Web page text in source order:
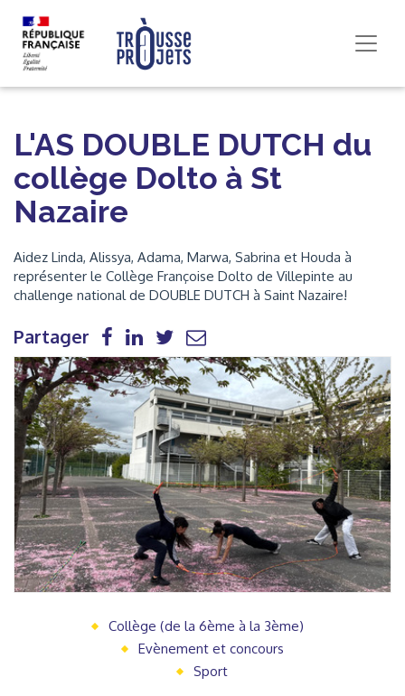
L'AS DOUBLE DUTCH du
collège Dolto à St
Nazaire
Aidez Linda, Alissya, Adama, Marwa, Sabrina et Houda à
représenter le Collège Françoise Dolto de Villepinte au
challenge national de DOUBLE DUTCH à Saint Nazaire!
Partager
Collège (de la 6ème à la 3ème)
Evènement et concours
Sport